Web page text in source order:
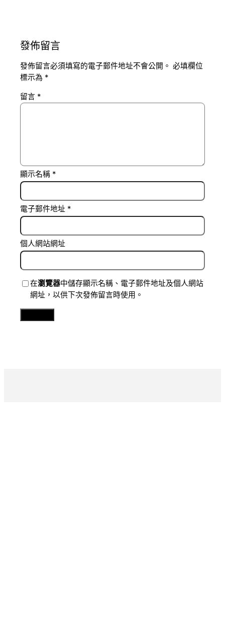
發佈留言
發佈留言必須填寫的電子郵件地址不會公開。 必填欄位
標示為 *
留言 *
顯示名稱 *
電子郵件地址 *
個人網站網址
在瀏覽器中儲存顯示名稱、電子郵件地址及個人網站
網址，以供下次發佈留言時使用。